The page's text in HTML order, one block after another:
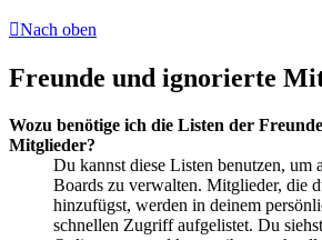
Nach oben
Freunde und ignorierte
Wozu benötige ich die Listen der
Mitglieder?
Du kannst diese Listen benutzen, um
Boards zu verwalten. Mitglieder, die
hinzufügst, werden in deinem
schnellen Zugriff aufgelistet. Du